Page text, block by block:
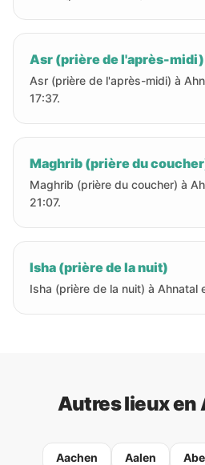
Asr (prière de l'après-midi)
Asr (prière de l'après-midi) à
17:37.
Maghrib (prière du
Maghrib (prière du coucher) à
21:07.
Isha (prière de la nuit)
Isha (prière de la nuit) à Ahnatal
Autres lieux en
Aachen Aalen